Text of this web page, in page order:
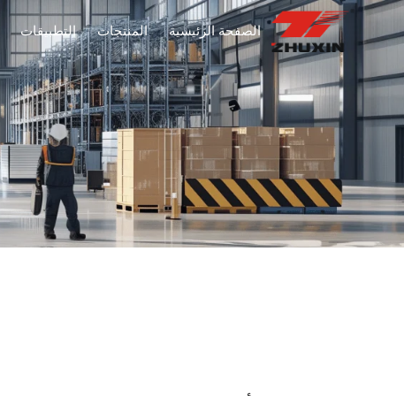
الصفحة الرئيسية المنتجات التطبيقات